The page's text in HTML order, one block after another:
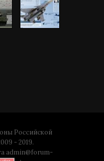
Российской
- 2019.
admin@forum-